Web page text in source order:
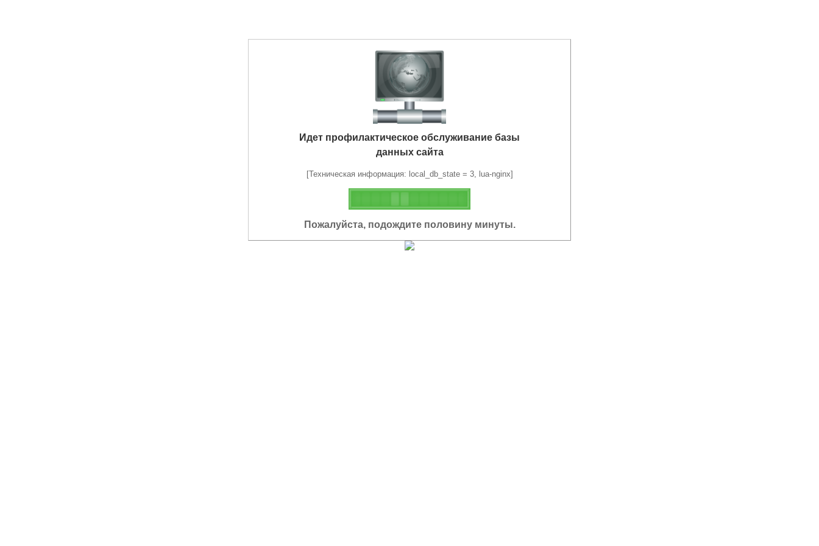
Идет профилактическое обслуживание базы
данных сайта
[Техническая информация: local_db_state = 3, lua-nginx]
Пожалуйста, подождите половину минуты.